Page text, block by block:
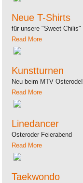
Neue T-Shirts
für unsere "Sweet Chilis"
Read More
Kunstturnen
Neu beim MTV Osterode!
Read More
Linedancer
Osteroder Feierabend
Read More
Taekwondo